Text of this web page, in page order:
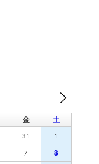
金 土
31
1
7 8